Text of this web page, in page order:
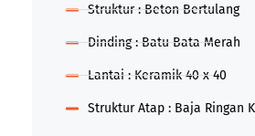
Struktur : Beton Bertulang
Dinding : Batu Bata Merah
Lantai : Keramik 40 x 40
Struktur Atap : Baja Ringan